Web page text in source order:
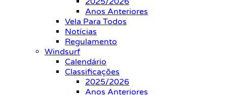
Anos Anteriores
Vela Para Todos
Notícias
Regulamento
Windsurf
Calendário
Classificações
2025/2026
Anos Anteriores